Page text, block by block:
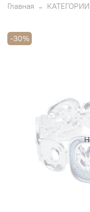
Главная КАТЕГОРИИ
-30%